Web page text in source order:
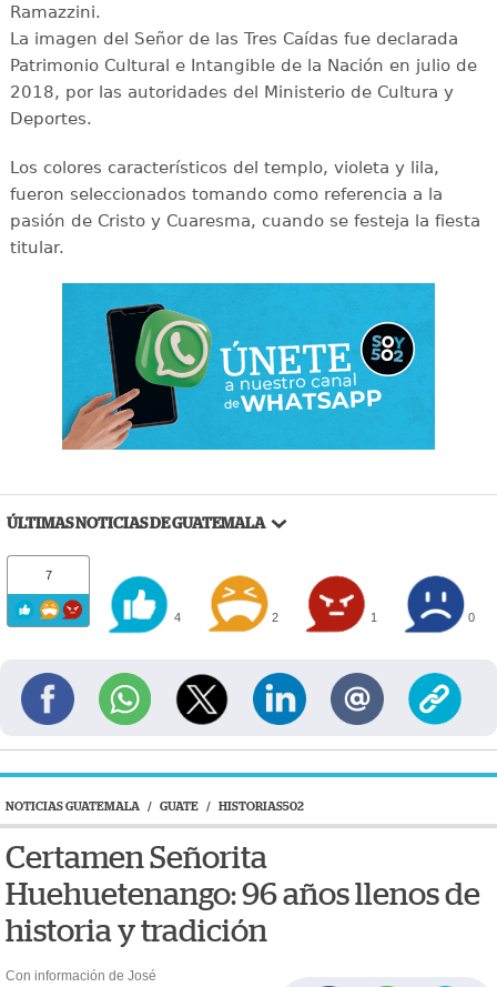
Ramazzini.
La imagen del Señor de las Tres Caídas fue declarada
Patrimonio Cultural e Intangible de la Nación en julio de
2018, por las autoridades del Ministerio de Cultura y
Deportes.
Los colores característicos del templo, violeta y lila,
fueron seleccionados tomando como referencia a la
pasión de Cristo y Cuaresma, cuando se festeja la fiesta
titular.
ÚLTIMAS NOTICIAS DE GUATEMALA
7
4 2 1 0
NOTICIAS GUATEMALA / GUATE / HISTORIAS502
Certamen Señorita
Huehuetenango: 96 años llenos de
historia y tradición
Con información de José